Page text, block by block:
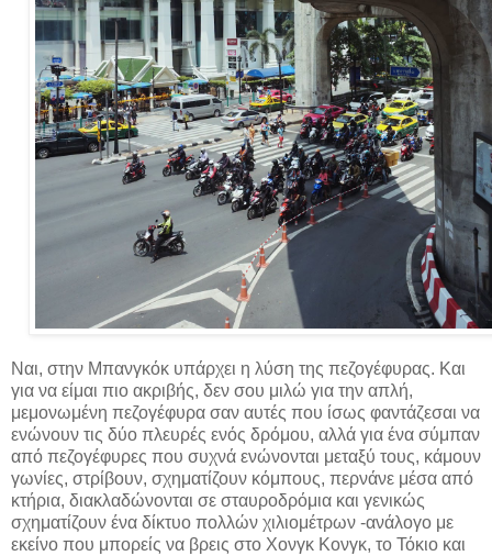
Ναι, στην Μπανγκόκ υπάρχει η λύση της πεζογέφυρας. Και
για να είμαι πιο ακριβής, δεν σου μιλώ για την απλή,
μεμονωμένη πεζογέφυρα σαν αυτές που ίσως φαντάζεσαι να
ενώνουν τις δύο πλευρές ενός δρόμου, αλλά για ένα σύμπαν
από πεζογέφυρες που συχνά ενώνονται μεταξύ τους, κάμουν
γωνίες, στρίβουν, σχηματίζουν κόμπους, περνάνε μέσα από
κτήρια, διακλαδώνονται σε σταυροδρόμια και γενικώς
σχηματίζουν ένα δίκτυο πολλών χιλιομέτρων -ανάλογο με
εκείνο που μπορείς να βρεις στο Χονγκ Κονγκ, το Τόκιο και